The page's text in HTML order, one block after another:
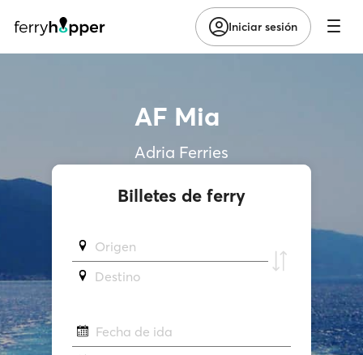
Iniciar sesión
AF Mia
Adria Ferries
Billetes de ferry
Origen
Destino
Fecha de ida